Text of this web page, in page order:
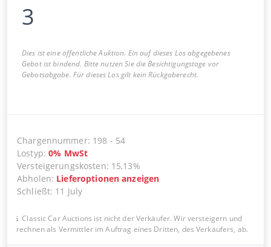
3
Dies ist eine öffentliche Auktion. Ein auf dieses Los abgegebenes
Gebot ist bindend. Bitte nutzen Sie die Besichtigungstage vor
Gebotsabgabe. Für dieses Los gilt kein Rückgaberecht.
Chargennummer: 198 - 54
Lostyp:0% MwSt
Versteigerungskosten: 15,13%
Abholen: Lieferoptionen anzeigen
Schließt: 11 July
Classic Car Auctions ist nicht der Verkäufer. Wir versteigern und
rechnen als Vermittler im Auftrag eines Dritten, des Verkäufers, ab.